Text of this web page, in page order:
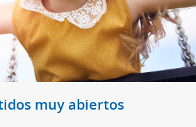
muy abiertos